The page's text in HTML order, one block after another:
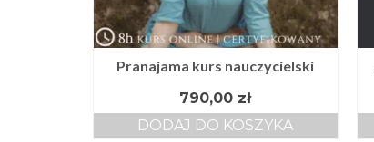
Pranajama kurs nauczycielski
790,00 zł
DODAJ DO KOSZYKA